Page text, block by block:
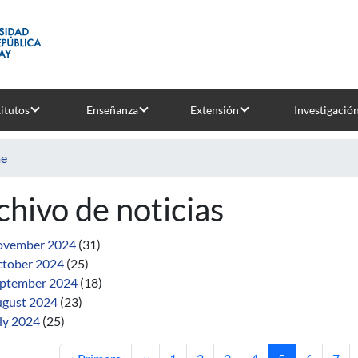
Enseñanza Extensión
de noticias
2024 (31)
2024 (25)
2024 (18)
2024 (23)
2024 (25)